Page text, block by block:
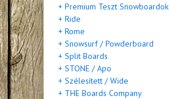
+ Premium Teszt Snowboardok
+ Ride
+ Rome
+ Snowsurf / Powderboard
+ Split Boards
+ STONE / Apo
+ Szélesített / Wide
+ THE Boards Company